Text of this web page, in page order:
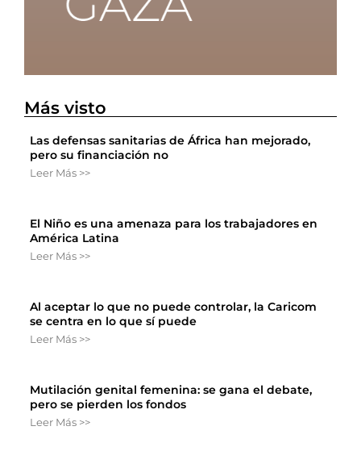
Más visto
Las defensas sanitarias de África han mejorado,
pero su financiación no
Leer Más >>
El Niño es una amenaza para los trabajadores en
América Latina
Leer Más >>
Al aceptar lo que no puede controlar, la Caricom
se centra en lo que sí puede
Leer Más >>
Mutilación genital femenina: se gana el debate,
pero se pierden los fondos
Leer Más >>